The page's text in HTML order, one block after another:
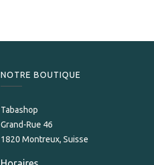
NOTRE BOUTIQUE
Tabashop
Grand-Rue 46
1820 Montreux, Suisse